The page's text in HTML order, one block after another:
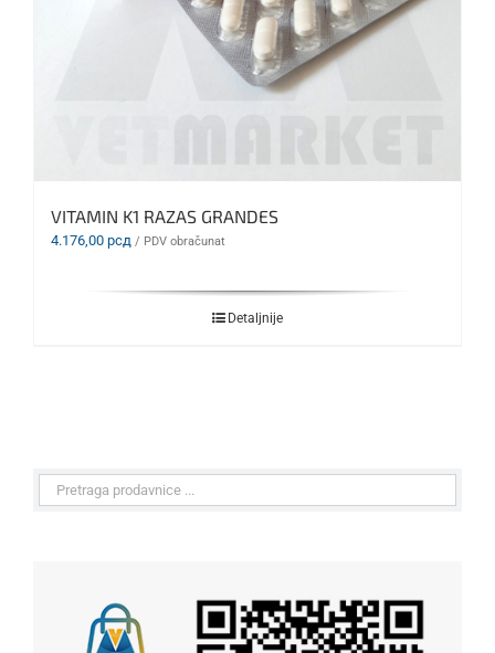
VITAMIN K1 RAZAS GRANDES
4.176,00 рсд / PDV obračunat
Detaljnije